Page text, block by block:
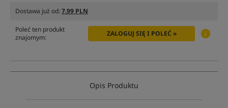
Dostawa już od:7.99 PLN
Poleć ten produkt
znajomym:
ZALOGUJ SIĘ I POLEĆ »
Opis Produktu